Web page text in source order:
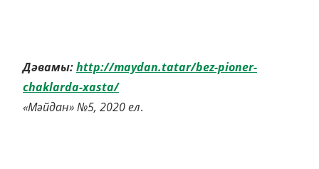
Дәвамы:http://maydan.tatar/bez-pioner-
chaklarda-xasta/
«Мәйдан» №5, 2020 ел.